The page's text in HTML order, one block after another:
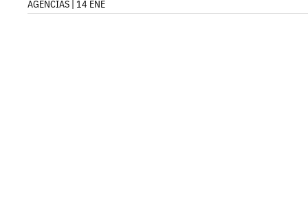
AGENCIAS | 14 ENE